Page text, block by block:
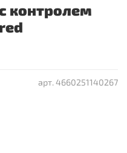
арт.4660251140267
контролем